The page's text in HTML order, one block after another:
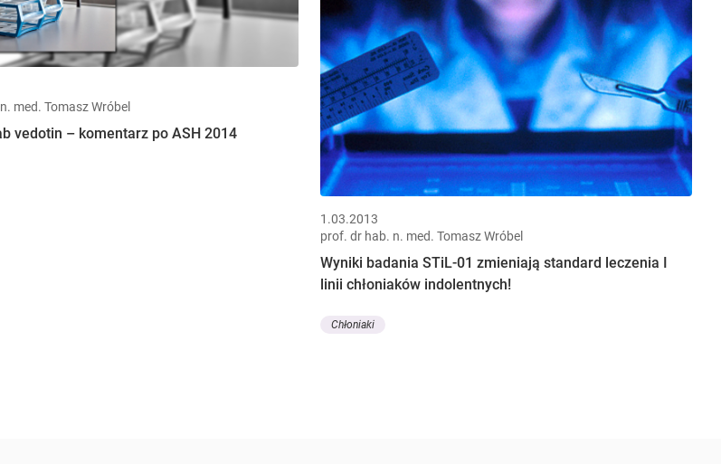
med. Tomasz Wróbel
vedotin – komentarz po ASH 2014
1.03.2013
prof. dr hab. n. med. Tomasz Wróbel
Wyniki badania STiL-01 zmieniają standard leczenia I
linii chłoniaków indolentnych!
Chłoniaki